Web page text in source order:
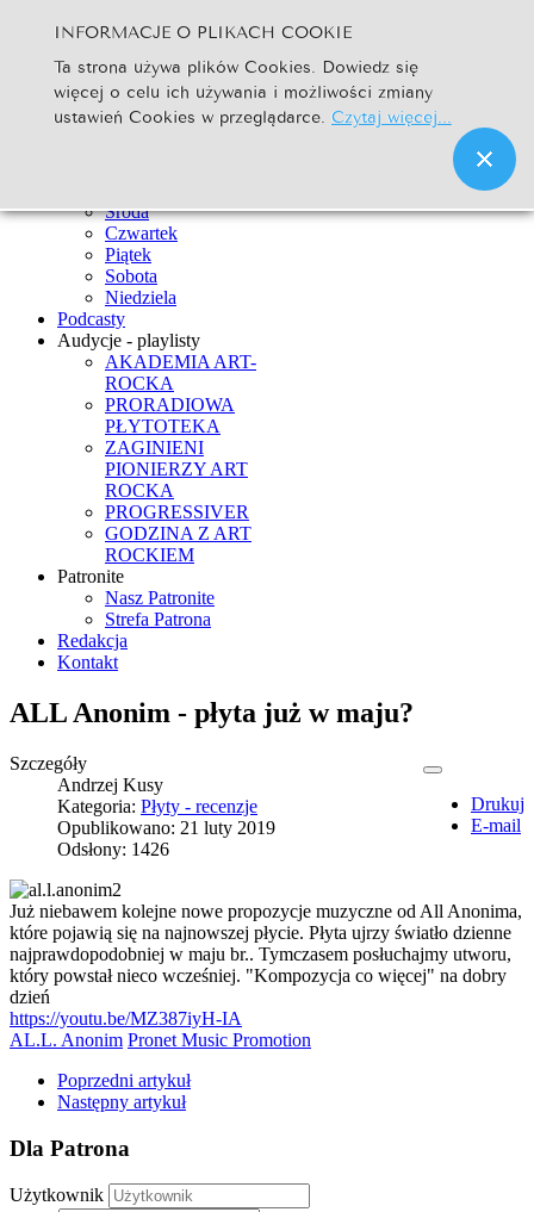
Szukaj... Go
Strona Główna
Newsy
Środa
Czwartek
Piątek
Sobota
Niedziela
Podcasty
Audycje - playlisty
AKADEMIA ART-
ROCKA
PRORADIOWA
PŁYTOTEKA
ZAGINIENI
PIONIERZY ART
ROCKA
PROGRESSIVER
GODZINA Z ART
ROCKIEM
Patronite
Nasz Patronite
Strefa Patrona
Redakcja
Kontakt
ALL Anonim - płyta już w maju?
Drukuj
E-mail
Szczegóły
Andrzej Kusy
Kategoria: Płyty - recenzje
Opublikowano: 21 luty 2019
Odsłony: 1426
Już niebawem kolejne nowe propozycje muzyczne od All Anonima,
które pojawią się na najnowszej płycie. Płyta ujrzy światło dzienne
najprawdopodobniej w maju br.. Tymczasem posłuchajmy utworu,
który powstał nieco wcześniej. "Kompozycja co więcej" na dobry
dzień
https://youtu.be/MZ387iyH-IA
AL.L. Anonim Pronet Music Promotion
Poprzedni artykuł
Następny artykuł
Dla Patrona
Użytkownik
INFORMACJE O PLIKACH COOKIE
Ta strona używa plików Cookies. Dowiedz się
więcej o celu ich używania i możliwości zmiany
ustawień Cookies w przeglądarce. Czytaj więcej...